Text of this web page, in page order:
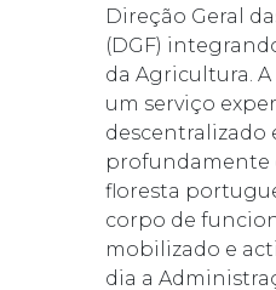
Direção Geral
(DGF)
da Agricultura.
um serviço
descentralizado
profundamente
floresta
corpo de
mobilizado e
dia a